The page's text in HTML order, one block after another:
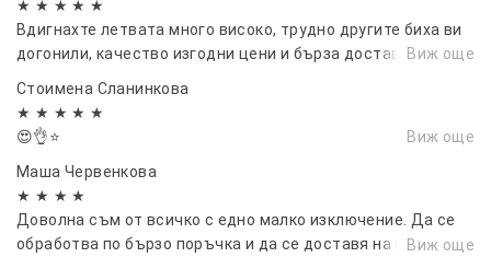
★ ★ ★ ★ ★
Вдигнахте летвата много високо, трудно другите биха ви
догонили, качество изгодни цени и бърза доставка.Виж още
Стоимена Сланинкова
★ ★ ★ ★ ★
😍👌⭐
Виж още
Маша Червенкова
★ ★ ★ ★
Доволна съм от всичко с едно малко изключение. Да се
обработва по бързо поръчка и да се доставя на клиента
Виж още